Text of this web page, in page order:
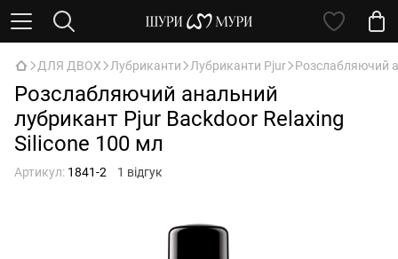
ДЛЯ ДВОХ Лубриканти Лубриканти Pjur Розслабляючий
Розслабляючий анальний
лубрикант Pjur Backdoor Relaxing
Silicone 100 мл
Артикул: 1841-2 1 відгук